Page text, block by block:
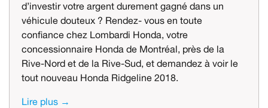
d’investir votre argent durement gagné dans un
véhicule douteux ? Rendez- vous en toute
confiance chez Lombardi Honda, votre
concessionnaire Honda de Montréal, près de la
Rive-Nord et de la Rive-Sud, et demandez à voir le
tout nouveau Honda Ridgeline 2018.
Lire plus →